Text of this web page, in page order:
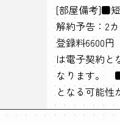
[部屋備考]■
解約予告：2
登録料6600
は電子契約
なります。
となる可能性